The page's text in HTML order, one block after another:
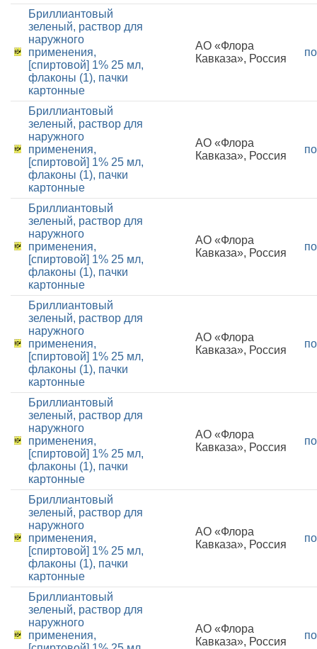
Бриллиантовый
зеленый, раствор для
наружного
применения,
[спиртовой] 1% 25 мл,
флаконы (1), пачки
картонные
АО «Флора
Кавказа», Россия
Бриллиантовый
зеленый, раствор для
наружного
применения,
[спиртовой] 1% 25 мл,
флаконы (1), пачки
картонные
АО «Флора
Кавказа», Россия
Бриллиантовый
зеленый, раствор для
наружного
применения,
[спиртовой] 1% 25 мл,
флаконы (1), пачки
картонные
АО «Флора
Кавказа», Россия
Бриллиантовый
зеленый, раствор для
наружного
применения,
[спиртовой] 1% 25 мл,
флаконы (1), пачки
картонные
АО «Флора
Кавказа», Россия
Бриллиантовый
зеленый, раствор для
наружного
применения,
[спиртовой] 1% 25 мл,
флаконы (1), пачки
картонные
АО «Флора
Кавказа», Россия
Бриллиантовый
зеленый, раствор для
наружного
применения,
[спиртовой] 1% 25 мл,
флаконы (1), пачки
картонные
АО «Флора
Кавказа», Россия
Бриллиантовый
зеленый, раствор для
наружного
применения,
АО «Флора
Кавказа», Россия